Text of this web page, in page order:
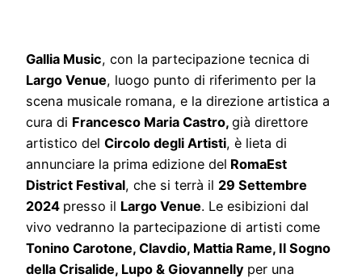
Gallia Music, con la partecipazione tecnica di
Largo Venue, luogo punto di riferimento per la
scena musicale romana, e la direzione artistica a
cura di Francesco Maria Castro, già direttore
artistico del Circolo degli Artisti, è lieta di
annunciare la prima edizione del RomaEst
District Festival, che si terrà il 29 Settembre
2024 presso il Largo Venue. Le esibizioni dal
vivo vedranno la partecipazione di artisti come
Tonino Carotone, Clavdio, Mattia Rame, Il Sogno
della Crisalide, Lupo & Giovannelly per una